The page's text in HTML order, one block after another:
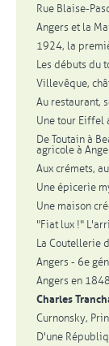
Rue Blaise-
Angers et la
1924, la
Les débuts du
Villevêque,
Au restaurant,
Une tour Eiffel
De Toutain à
agricole à
Aux crémets,
Une épicerie
Une maison
"Fiat lux !"
La Coutellerie
Angers - 6e
Angers en 1848
Charles
Curnonsky,
D'une